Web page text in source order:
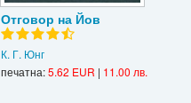
Отговор на Йов
К. Г. Юнг
печатна:5.62 EUR | 11.00 лв.